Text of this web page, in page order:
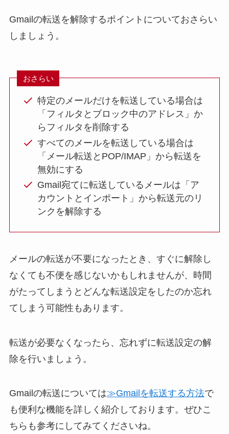
Gmailの転送を解除するポイントについておさらい
しましょう。
おさらい
特定のメールだけを転送している場合は
「フィルタとブロック中のアドレス」か
らフィルタを削除する
すべてのメールを転送している場合は
「メール転送とPOP/IMAP」から転送を
無効にする
Gmail宛てに転送しているメールは「ア
カウントとインポート」から転送元のリ
ンクを解除する
メールの転送が不要になったとき、すぐに解除し
なくても不便を感じないかもしれませんが、時間
がたってしまうとどんな転送設定をしたのか忘れ
てしまう可能性もあります。
転送が必要なくなったら、忘れずに転送設定の解
除を行いましょう。
Gmailの転送については≫Gmailを転送する方法で
も便利な機能を詳しく紹介しております。ぜひこ
ちらも参考にしてみてくださいね。